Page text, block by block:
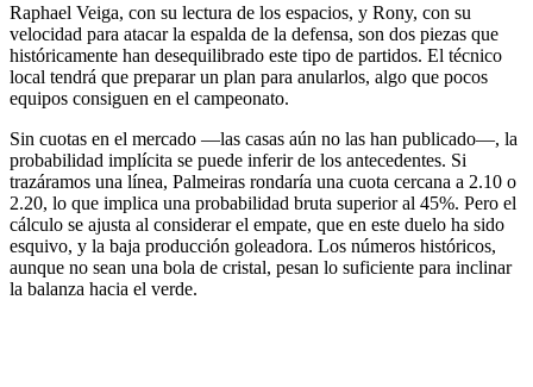
Raphael Veiga, con su lectura de los espacios, y Rony, con su
velocidad para atacar la espalda de la defensa, son dos piezas que
históricamente han desequilibrado este tipo de partidos. El técnico
local tendrá que preparar un plan para anularlos, algo que pocos
equipos consiguen en el campeonato.
Sin cuotas en el mercado —las casas aún no las han publicado—, la
probabilidad implícita se puede inferir de los antecedentes. Si
trazáramos una línea, Palmeiras rondaría una cuota cercana a 2.10 o
2.20, lo que implica una probabilidad bruta superior al 45%. Pero el
cálculo se ajusta al considerar el empate, que en este duelo ha sido
esquivo, y la baja producción goleadora. Los números históricos,
aunque no sean una bola de cristal, pesan lo suficiente para inclinar
la balanza hacia el verde.